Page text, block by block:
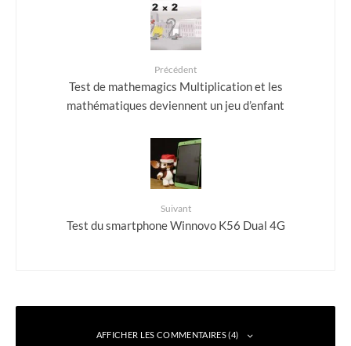
Précédent
Test de mathemagics Multiplication et les
mathématiques deviennent un jeu d’enfant
Suivant
Test du smartphone Winnovo K56 Dual 4G
AFFICHER LES COMMENTAIRES (4)